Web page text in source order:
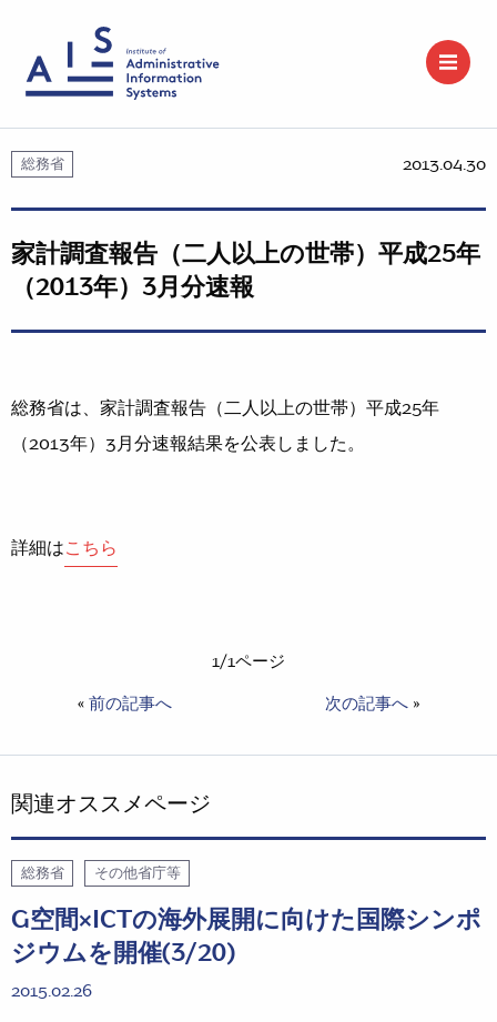
総務省 2013.04.30
家計調査報告（二人以上の世帯）平成25年
（2013年）3月分速報
総務省は、家計調査報告（二人以上の世帯）平成25年
（2013年）3月分速報結果を公表しました。
詳細はこちら
1/1ページ
« 前の記事へ 次の記事へ »
関連オススメページ
総務省 その他省庁等
G空間×ICTの海外展開に向けた国際シンポ
ジウムを開催(3/20)
2015.02.26